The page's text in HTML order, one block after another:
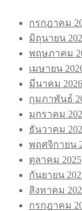
กรกฎาคม
มิถุนายน
พฤษภาคม
เมษายน
มีนาคม 2026
กุมภาพันธ์
มกราคม
ธันวาคม
พฤศจิกายน
ตุลาคม 2025
กันยายน
สิงหาคม
กรกฎาคม